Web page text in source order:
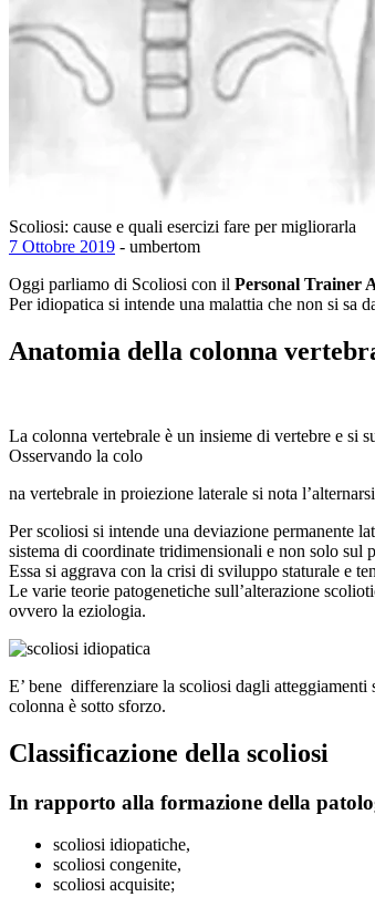
Scoliosi: cause e quali esercizi fare per migliorarla
7 Ottobre 2019 - umbertom
Oggi parliamo di Scoliosi con il Personal Trainer
Per idiopatica si intende una malattia che non si sa
Anatomia della colonna
La colonna vertebrale è un insieme di vertebre e si
Osservando la colo
na vertebrale in proiezione laterale si nota
Per scoliosi si intende una deviazione permanente
sistema di coordinate tridimensionali e non solo sul
Essa si aggrava con la crisi di sviluppo staturale e
Le varie teorie patogenetiche sull’alterazione
ovvero la eziologia.
E’ bene differenziare la scoliosi dagli
colonna è sotto sforzo.
Classificazione della scoliosi
In rapporto alla formazione della
scoliosi idiopatiche,
scoliosi congenite,
scoliosi acquisite;